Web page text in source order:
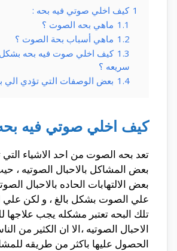
1 كيف اخلي صوتي فيه بحه :
1.1 ماهي بحه الصوت ؟
1.2 ماهي أسباب بحة الصوت ؟
1.3 كيف اخلي صوت فيه بحه بشكل
سريعه ؟
1.4 بعض الوصفات التي تؤدي الي
كيف اخلي صوتي فيه
تعد بحه الصوت من احد الاشياء
بعض المشاكل بالاحبال الصوتيه ،
بعض الالتهابات الحاده بالاحبال
علي الصوت بشكل بالغ ، و لكن علي
تلك البحه تعتبر مشكله يجب
الاحبال الصوتيه ،الا ان الكثير من
الحصول عليها باكثر من طريقه